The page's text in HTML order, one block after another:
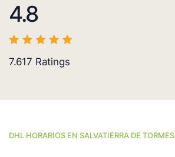
4.8
7.617 Ratings
DHL HORARIOS EN SALVATIERRA DE TORMES